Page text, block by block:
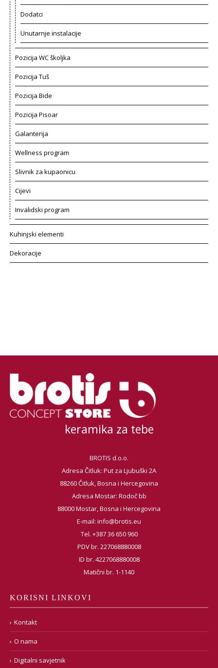
Dodatci
Unutarnje instalacije
Pozicija WC školjka
Pozicija Tuš
Pozicija Bide
Pozicija Pisoar
Galanterija
Wellness program
Slivnik za kupaonicu
Cijevi
Invalidski program
Kuhinjski elementi
Dekoracije
keramika za tebe
BROTIS d.o.o.
Adresa Čitluk: Put za Ljubuški 2A
88260 Čitluk, Bosna i Hercegovina
Adresa Mostar: Rodoč bb
88000 Mostar, Bosna i Hercegovina
E-mail: info@brotis.eu
Tel. +387 36 650 960
PDV br. 227068880008
ID br. 4227068880008
Matični br. 1-1140
KORISNI LINKOVI
Kontakt
O nama
Digitalni savjetnik